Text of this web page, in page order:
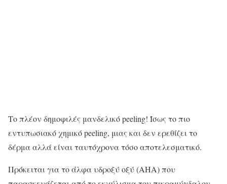
Το πλέον δημοφιλές μανδελικό peeling! Ίσως το πιο
εντυπωσιακό χημικό peeling, μιας και δεν ερεθίζει το
δέρμα αλλά είναι ταυτόχρονα τόσο αποτελεσματικό.
Πρόκειται για το άλφα υδροξύ οξύ (ΑΗΑ) που